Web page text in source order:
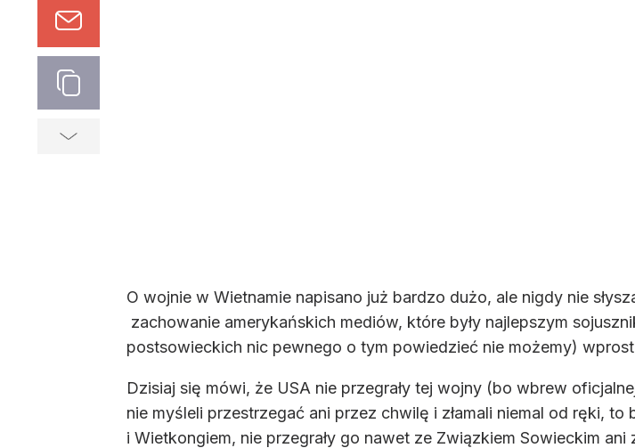
O wojnie w Wietnamie napisano już bardzo dużo, ale nigdy nie
zachowanie amerykańskich mediów, które były najlepszym
postsowieckich nic pewnego o tym powiedzieć nie możemy)
Dzisiaj się mówi, że USA nie przegrały tej wojny (bo wbrew
nie myśleli przestrzegać ani przez chwilę i złamali niemal od ręki, to
i Wietkongiem, nie przegrały go nawet ze Związkiem Sowieckim ani